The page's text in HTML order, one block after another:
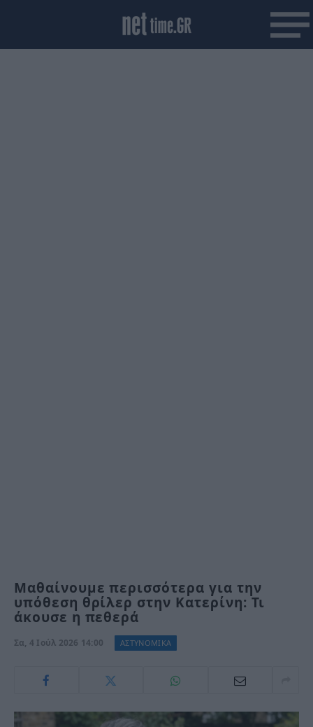
Μαθαίνουμε περισσότερα για την
υπόθεση θρίλερ στην Κατερίνη: Τι
άκουσε η πεθερά
Σα, 4 Ιούλ 2026 14:00 ΑΣΤΥΝΟΜΙΚΑ